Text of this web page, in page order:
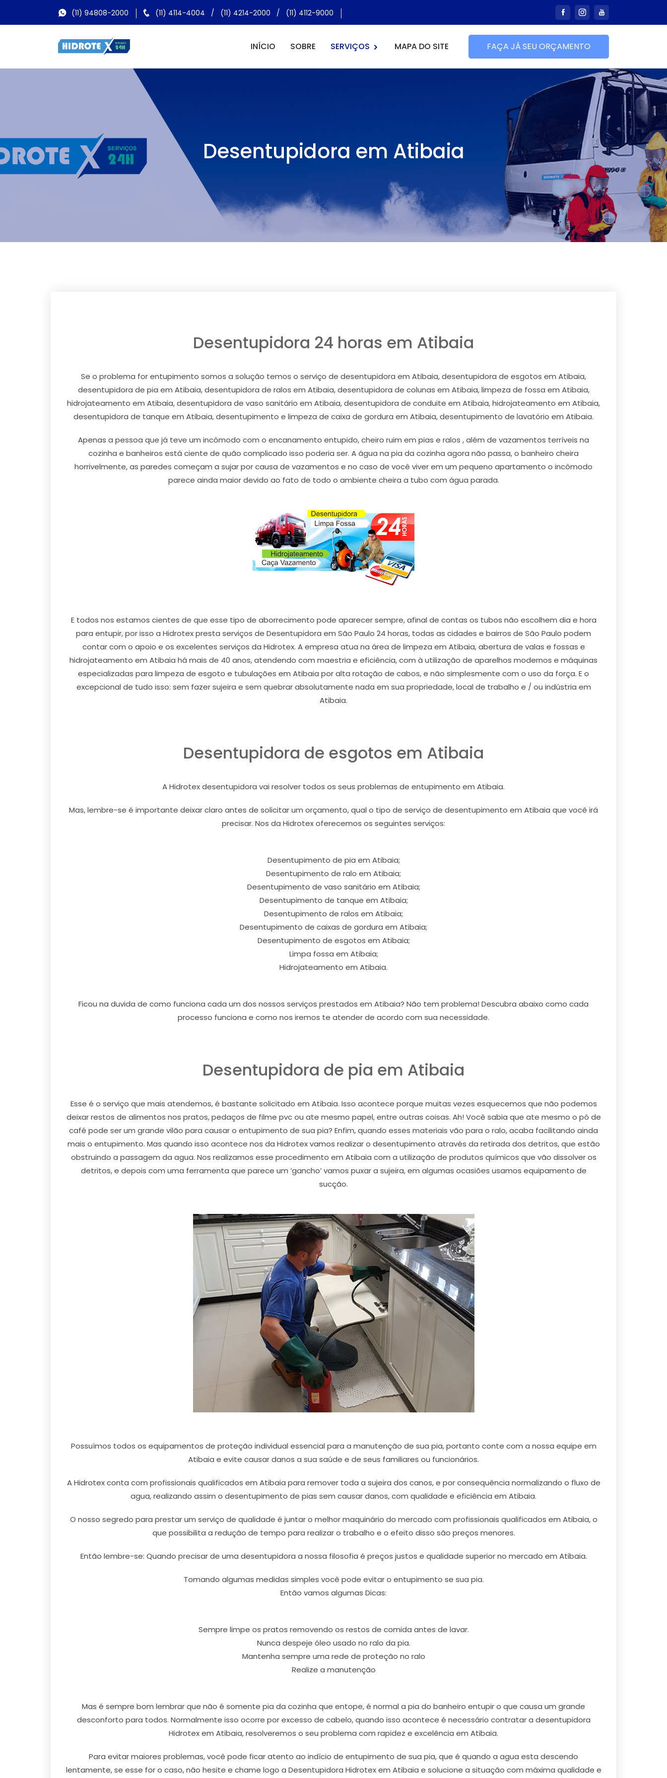
(11) 94808-2000 (11) 4114-4004 / (11) 4214-2000 / (11) 4112-9000
INÍCIO SOBRE SERVIÇOS MAPA DO SITE FAÇA JÁ SEU ORÇAMENTO
Desentupidora em Atibaia
Desentupidora 24 horas em Atibaia
Se o problema for entupimento somos a solução temos o serviço de desentupidora em Atibaia, desentupidora de esgotos em Atibaia,
desentupidora de pia em Atibaia, desentupidora de ralos em Atibaia, desentupidora de colunas em Atibaia, limpeza de fossa em Atibaia,
hidrojateamento em Atibaia, desentupidora de vaso sanitário em Atibaia, desentupidora de conduite em Atibaia, hidrojateamento em Atibaia,
desentupidora de tanque em Atibaia, desentupimento e limpeza de caixa de gordura em Atibaia, desentupimento de lavatório em Atibaia.
Apenas a pessoa que já teve um incômodo com o encanamento entupido, cheiro ruim em pias e ralos , além de vazamentos terríveis na
cozinha e banheiros está ciente de quão complicado isso poderia ser. A água na pia da cozinha agora não passa, o banheiro cheira
horrivelmente, as paredes começam a sujar por causa de vazamentos e no caso de você viver em um pequeno apartamento o incômodo
parece ainda maior devido ao fato de todo o ambiente cheira a tubo com água parada.
E todos nos estamos cientes de que esse tipo de aborrecimento pode aparecer sempre, afinal de contas os tubos não escolhem dia e hora
para entupir, por isso a Hidrotex presta serviços de Desentupidora em São Paulo 24 horas, todas as cidades e bairros de São Paulo podem
contar com o apoio e os excelentes serviços da Hidrotex. A empresa atua na área de limpeza em Atibaia, abertura de valas e fossas e
hidrojateamento em Atibaia há mais de 40 anos, atendendo com maestria e eficiência, com à utilização de aparelhos modernos e máquinas
especializadas para limpeza de esgoto e tubulações em Atibaia por alta rotação de cabos, e não simplesmente com o uso da força. E o
excepcional de tudo isso: sem fazer sujeira e sem quebrar absolutamente nada em sua propriedade, local de trabalho e / ou indústria em
Atibaia.
Desentupidora de esgotos em Atibaia
A Hidrotex desentupidora vai resolver todos os seus problemas de entupimento em Atibaia.
Mas, lembre-se é importante deixar claro antes de solicitar um orçamento, qual o tipo de serviço de desentupimento em Atibaia que você irá
precisar. Nos da Hidrotex oferecemos os seguintes serviços:
Desentupimento de pia em Atibaia;
Desentupimento de ralo em Atibaia;
Desentupimento de vaso sanitário em Atibaia;
Desentupimento de tanque em Atibaia;
Desentupimento de ralos em Atibaia;
Desentupimento de caixas de gordura em Atibaia;
Desentupimento de esgotos em Atibaia;
Limpa fossa em Atibaia;
Hidrojateamento em Atibaia.
Ficou na duvida de como funciona cada um dos nossos serviços prestados em Atibaia? Não tem problema! Descubra abaixo como cada
processo funciona e como nos iremos te atender de acordo com sua necessidade.
Desentupidora de pia em Atibaia
Esse é o serviço que mais atendemos, é bastante solicitado em Atibaia. Isso acontece porque muitas vezes esquecemos que não podemos
deixar restos de alimentos nos pratos, pedaços de filme pvc ou ate mesmo papel, entre outras coisas. Ah! Você sabia que ate mesmo o pó de
café pode ser um grande vilão para causar o entupimento de sua pia? Enfim, quando esses materiais vão para o ralo, acaba facilitando ainda
mais o entupimento. Mas quando isso acontece nos da Hidrotex vamos realizar o desentupimento através da retirada dos detritos, que estão
obstruindo a passagem da agua. Nos realizamos esse procedimento em Atibaia com a utilização de produtos químicos que vão dissolver os
detritos, e depois com uma ferramenta que parece um ‘gancho’ vamos puxar a sujeira, em algumas ocasiões usamos equipamento de
sucção.
Possuímos todos os equipamentos de proteção individual essencial para a manutenção de sua pia, portanto conte com a nossa equipe em
Atibaia e evite causar danos a sua saúde e de seus familiares ou funcionários.
A Hidrotex conta com profissionais qualificados em Atibaia para remover toda a sujeira dos canos, e por consequência normalizando o fluxo de
agua, realizando assim o desentupimento de pias sem causar danos, com qualidade e eficiência em Atibaia.
O nosso segredo para prestar um serviço de qualidade é juntar o melhor maquinário do mercado com profissionais qualificados em Atibaia, o
que possibilita a redução de tempo para realizar o trabalho e o efeito disso são preços menores.
Então lembre-se: Quando precisar de uma desentupidora a nossa filosofia é preços justos e qualidade superior no mercado em Atibaia.
Tomando algumas medidas simples você pode evitar o entupimento se sua pia.
Então vamos algumas Dicas:
Sempre limpe os pratos removendo os restos de comida antes de lavar.
Nunca despeje óleo usado no ralo da pia.
Mantenha sempre uma rede de proteção no ralo
Realize a manutenção
Mas é sempre bom lembrar que não é somente pia da cozinha que entope, é normal a pia do banheiro entupir o que causa um grande
desconforto para todos. Normalmente isso ocorre por excesso de cabelo, quando isso acontece é necessário contratar a desentupidora
Hidrotex em Atibaia, resolveremos o seu problema com rapidez e excelência em Atibaia.
Para evitar maiores problemas, você pode ficar atento ao indício de entupimento de sua pia, que é quando a agua esta descendo
lentamente, se esse for o caso, não hesite e chame logo a Desentupidora Hidrotex em Atibaia e solucione a situação com máxima qualidade e